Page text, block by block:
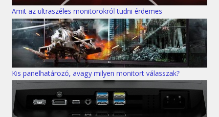
Amit az ultraszéles monitorokról tudni érdemes
Kis panelhatározó, avagy milyen monitort válasszak?